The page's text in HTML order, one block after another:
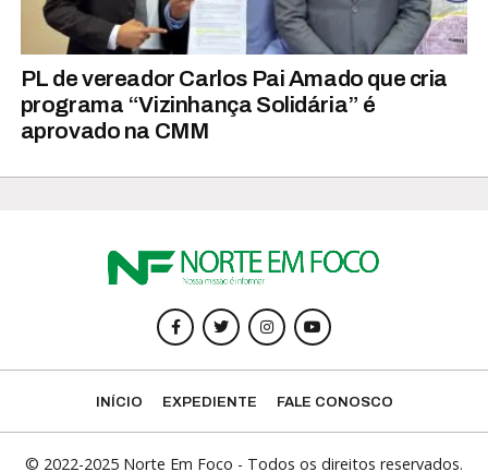
PL de vereador Carlos Pai Amado que cria
programa “Vizinhança Solidária” é
aprovado na CMM
INÍCIO EXPEDIENTE FALE CONOSCO
© 2022-2025 Norte Em Foco - Todos os direitos reservados.